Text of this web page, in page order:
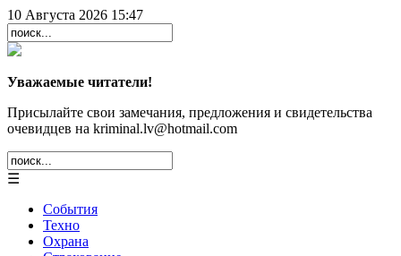
10 Августа 2026 15:47
Уважаемые читатели!
Присылайте свои замечания, предложения и свидетельства
очевидцев на kriminal.lv@hotmail.com
☰
События
Техно
Охрана